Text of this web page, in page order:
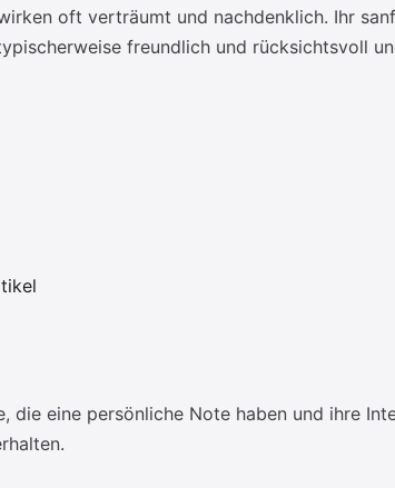
oft verträumt und nachdenklich. Ihr
freundlich und rücksichtsvoll
die eine persönliche Note haben und ihre